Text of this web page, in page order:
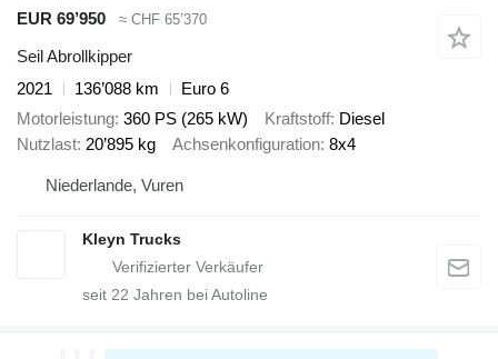
EUR 69’950
≈ CHF 65’370
Seil Abrollkipper
2021
136’088 km
Euro 6
Motorleistung 360 PS (265 kW) Kraftstoff Diesel
Nutzlast 20’895 kg Achsenkonfiguration 8x4
Niederlande, Vuren
Kleyn Trucks
seit 22 Jahren bei Autoline